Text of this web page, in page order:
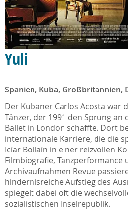
Yuli
Spanien, Kuba, Großbritannien,
Der Kubaner Carlos Acosta war
Tänzer, der 1991 den Sprung an
Ballet in London schaffte. Dort
internationale Karriere, die die
Icíar Bollaín in einer reizvollen
Filmbiografie, Tanzperformance
Archivaufnahmen Revue
hindernisreiche Aufstieg des
spiegelt dabei oft die
sozialistischen Inselrepublik.